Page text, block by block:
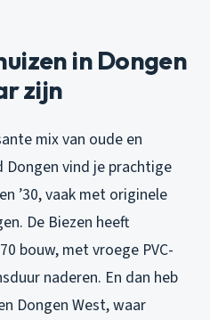
in Dongen
zijn
mix van oude en
Dongen vind je prachtige
’30, vaak met originele
De Biezen heeft
bouw, met vroege PVC-
naderen. En dan heb
Dongen West, waar